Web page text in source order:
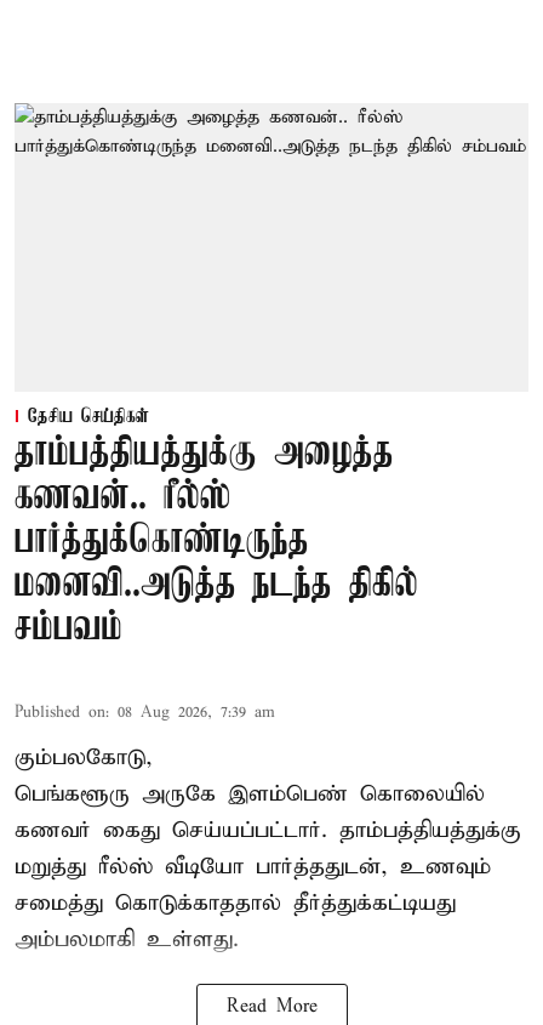
தேசிய செய்திகள்
தாம்பத்தியத்துக்கு அழைத்த
கணவன்.. ரீல்ஸ்
பார்த்துக்கொண்டிருந்த
மனைவி..அடுத்த நடந்த திகில்
சம்பவம்
Published on: 08 Aug 2026, 7:39 am
கும்பலகோடு,
பெங்களூரு அருகே இளம்பெண் கொலையில்
கணவர் கைது செய்யப்பட்டார். தாம்பத்தியத்துக்கு
மறுத்து ரீல்ஸ் வீடியோ பார்த்ததுடன், உணவும்
சமைத்து கொடுக்காததால் தீர்த்துக்கட்டியது
அம்பலமாகி உள்ளது.
Read More